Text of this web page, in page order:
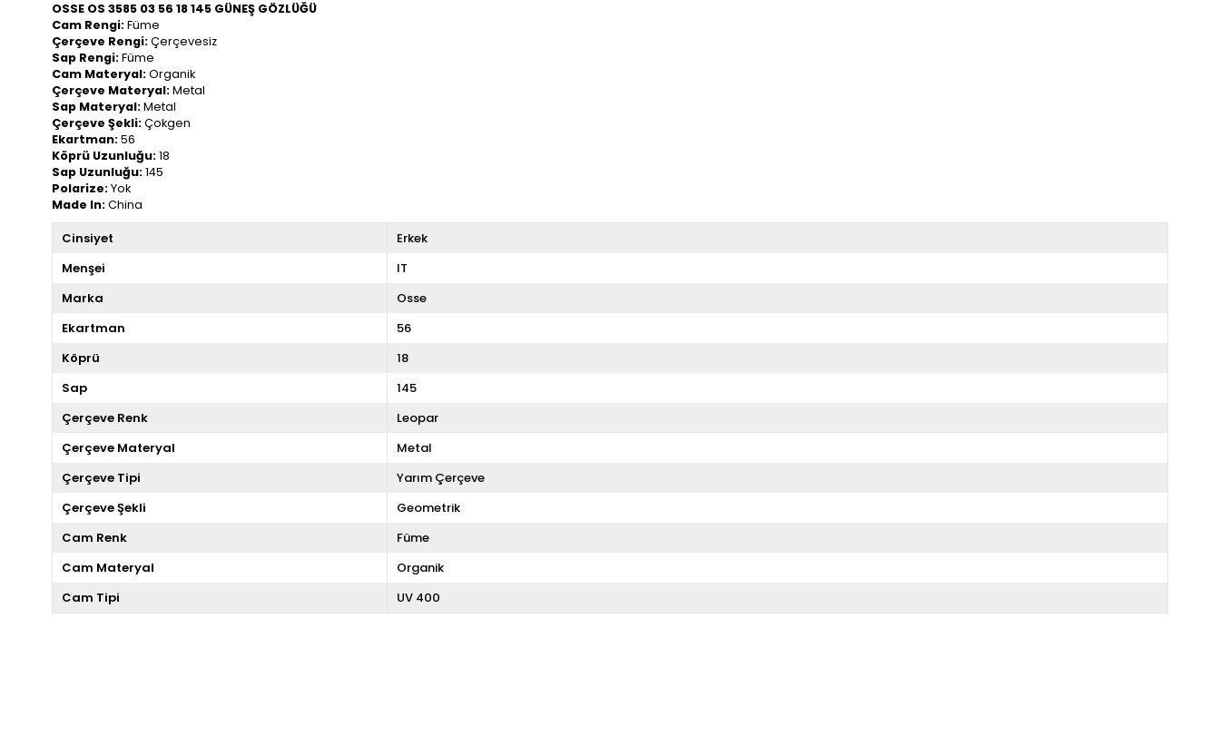
OSSE OS 3585 03 56 18 145 GÜNEŞ GÖZLÜĞÜ
Cam Rengi:Füme
Çerçeve Rengi:Çerçevesiz
Sap Rengi:Füme
Cam Materyal:Organik
Çerçeve Materyal:Metal
Sap Materyal:Metal
Çerçeve Şekli:Çokgen
Ekartman:56
Köprü Uzunluğu:18
Sap Uzunluğu:145
Polarize:Yok
Made In:China
Cinsiyet
Erkek
Menşei
IT
Marka
Osse
Ekartman
56
Köprü
18
Sap
145
Çerçeve Renk
Leopar
Çerçeve Materyal
Metal
Çerçeve Tipi
Yarım Çerçeve
Çerçeve Şekli
Geometrik
Cam Renk
Füme
Cam Materyal
Organik
Cam Tipi
UV 400